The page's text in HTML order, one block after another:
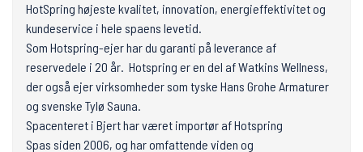
HotSpring højeste kvalitet, innovation, energieffektivitet og
kundeservice i hele spaens levetid.
Som Hotspring-ejer har du garanti på leverance af
reservedele i 20 år. Hotspring er en del af Watkins Wellness,
der også ejer virksomheder som tyske Hans Grohe Armaturer
og svenske Tylø Sauna.
Spacenteret i Bjert har været importør af Hotspring
Spas siden 2006, og har omfattende viden og